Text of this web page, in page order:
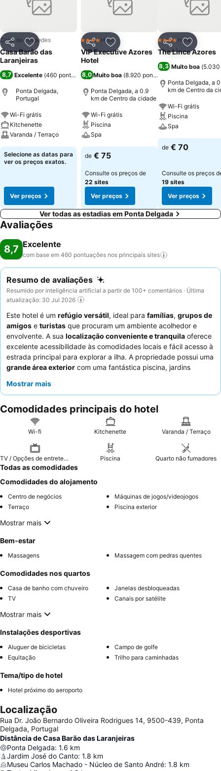
PartilharAdicionar aos favoritos
Casa de hóspedes
Casa Barão das
Laranjeiras
8,7 Excelente (460 pontuações)
Ponta Delgada,
Portugal
Wi-Fi grátis
Kitchenette
Varanda / Terraço
Selecione as datas para
ver os preços exatos.
Ver preços
PartilharAdicionar aos favoritos
4 EstrelasHotel
VIP Executive Azores
Hotel
8,0Muito boa (8.920 pontuações
Ponta Delgada, a 0.9
km de Centro da cidade
Wi-Fi grátis
Piscina
Spa
de € 75
Consulte os preços de
22 sites
Ver preços
Partilhar
4 EstrelasHotel
The Lince Azores
8,3 Muito boa (5.030
Ponta Delgada, a
km de Centro da
Wi-Fi grátis
Piscina
Spa
de € 70
Consulte os preços
19 sites
Ver preços
Ver todas as estadias em Ponta Delgada
Avaliações
8,7 Excelente
com base em 460 pontuações nos principais sites
Resumo de avaliações
Resumido por inteligência artificial a partir de 100+ comentários · Última
atualização: 30 Jul 2026
Este hotel é um refúgio versátil, ideal para famílias, grupos de
amigos e turistas que procuram um ambiente acolhedor e
envolvente. A sua localização conveniente e tranquila oferece
excelente acessibilidade às comodidades locais e fácil acesso à
estrada principal para explorar a ilha. A propriedade possui uma
grande área exterior com uma fantástica piscina, jardins
oportunidades para relaxamento e atividade. Os hóspedes
dos funcionários, que muitas vezes se esforçam para garantir
uma estadia confortável. Para aqueles que procuram uma
experiência mais tranquila, considere os quartos virados para o
Mostrar mais
Comodidades principais do hotel
Wi-fi Kitchenette Varanda / Terraço
TV / Opções de entretenimento Piscina Quarto não fumadores
Todas as comodidades
Comodidades do alojamento
Centro de negócios
Máquinas de jogos/videojogos
Terraço
Piscina exterior
Mostrar mais
Bem-estar
Massagens Massagem com pedras quentes
Comodidades nos quartos
Casa de banho com chuveiro
Janelas desbloqueadas
TV
Canais por satélite
Mostrar mais
Instalações desportivas
Aluguer de bicicletas
Campo de golfe
Equitação
Trilho para caminhadas
Tema/tipo de hotel
Hotel próximo do aeroporto
Localização
Rua Dr. João Bernardo Oliveira Rodrigues 14, 9500-439, Ponta
Delgada, Portugal
Distância de Casa Barão das Laranjeiras
Ponta Delgada: 1.6 km
Jardim José do Canto: 1.8 km
Museu Carlos Machado - Núcleo de Santo André: 1.8 km